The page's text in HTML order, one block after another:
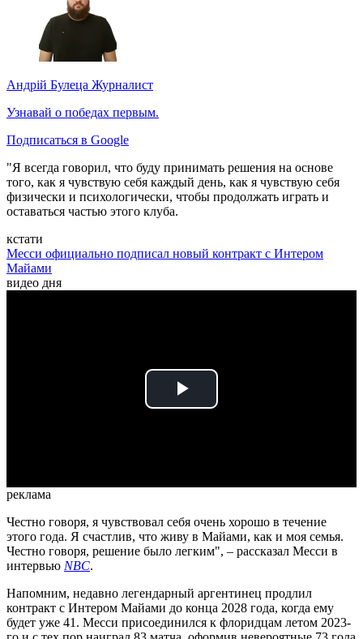
Андрій Булеца Журналист
Узнавай о победах первым.
Подписаться в Google
"Я всегда говорил, что буду принимать решения на основе
того, как я чувствую себя каждый день, как я чувствую себя
физически и психологически, чтобы продолжать играть и
оставаться частью этого клуба.
кстати
Месси официально подписал новый контракт с Интером
Майами
видео дня
Play
реклама
Честно говоря, я чувствовал себя очень хорошо в течение
этого года. Я счастлив, что живу в Майами, как и моя семья.
Честно говоря, решение было легким", – рассказал Месси в
интервью NBC.
Напомним, недавно легендарный аргентинец продлил
контракт с Интером Майами до конца 2028 года, когда ему
будет уже 41. Месси присоединился к флоридцам летом 2023-